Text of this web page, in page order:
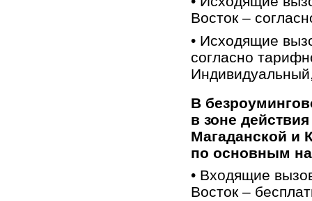
Восток –
• Исходящие
согласно
В
в зоне
Магаданской и
по основным
• Входящие
Восток –